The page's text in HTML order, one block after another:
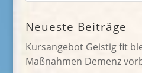
Neueste Beiträge
Kursangebot Geistig fit
Maßnahmen Demenz